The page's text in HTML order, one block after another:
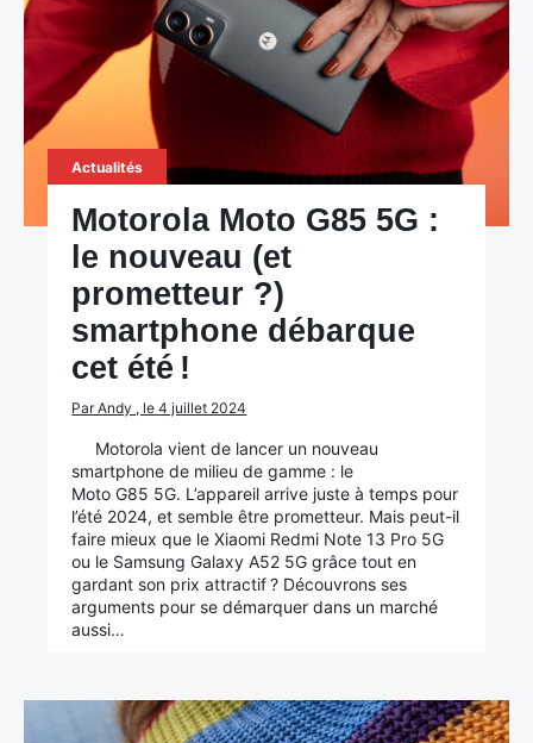
Actualités
Motorola Moto G85 5G :
le nouveau (et
prometteur ?)
smartphone débarque
cet été !
Par Andy , le 4 juillet 2024
Motorola vient de lancer un nouveau
smartphone de milieu de gamme : le
Moto G85 5G. L’appareil arrive juste à temps pour
l’été 2024, et semble être prometteur. Mais peut-il
faire mieux que le Xiaomi Redmi Note 13 Pro 5G
ou le Samsung Galaxy A52 5G grâce tout en
gardant son prix attractif ? Découvrons ses
arguments pour se démarquer dans un marché
aussi…